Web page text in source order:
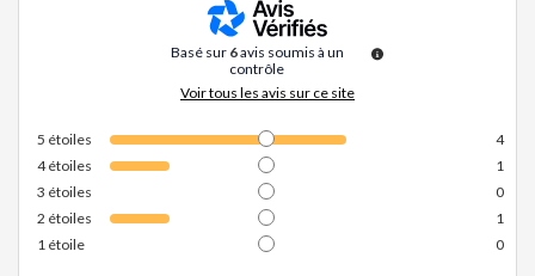
Basé sur 6avis soumis à un
contrôle
Voir tous les avis sur ce site
5 étoiles
4
4étoiles
1
3 étoiles
0
2 étoiles
1
1 étoile 0